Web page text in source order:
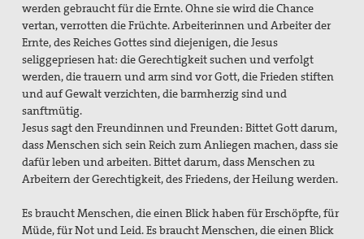
werden gebraucht für die Ernte. Ohne sie wird die Chance
vertan, verrotten die Früchte. Arbeiterinnen und Arbeiter der
Ernte, des Reiches Gottes sind diejenigen, die Jesus
seliggepriesen hat: die Gerechtigkeit suchen und verfolgt
werden, die trauern und arm sind vor Gott, die Frieden stiften
und auf Gewalt verzichten, die barmherzig sind und
sanftmütig.
Jesus sagt den Freundinnen und Freunden: Bittet Gott darum,
dass Menschen sich sein Reich zum Anliegen machen, dass sie
dafür leben und arbeiten. Bittet darum, dass Menschen zu
Arbeitern der Gerechtigkeit, des Friedens, der Heilung werden.
Es braucht Menschen, die einen Blick haben für Erschöpfte, für
Müde, für Not und Leid. Es braucht Menschen, die einen Blick